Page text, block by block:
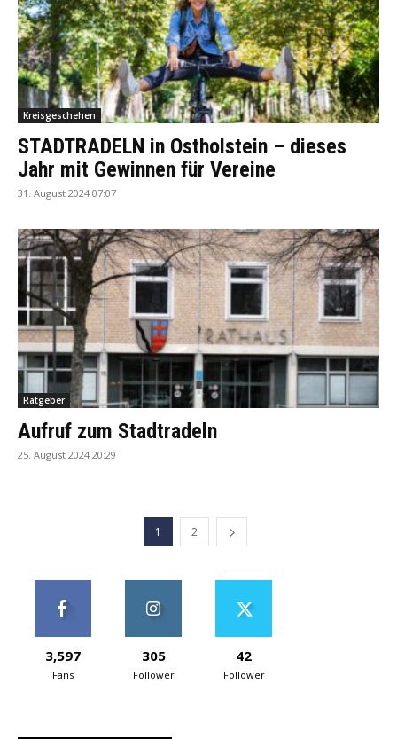
Kreisgeschehen
STADTRADELN in Ostholstein – dieses
Jahr mit Gewinnen für Vereine
31. August 2024 07:07
Ratgeber
Aufruf zum Stadtradeln
25. August 2024 20:29
1 2
3,597
Fans
305
Follower
42
Follower